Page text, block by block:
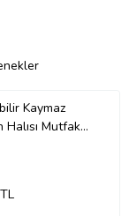
Kaymaz
Mutfak
(Siyah)